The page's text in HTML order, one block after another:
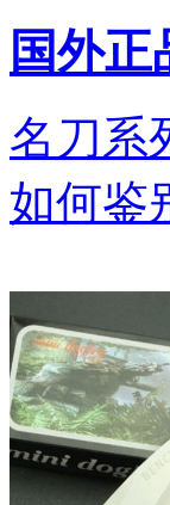
国外正
名刀系
如何鉴